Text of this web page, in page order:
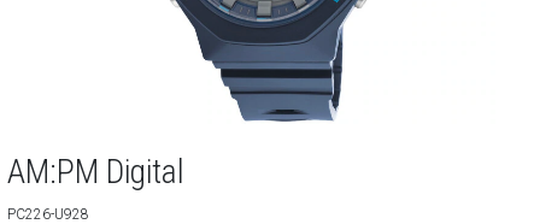
AM:PM Digital
PC226-U928